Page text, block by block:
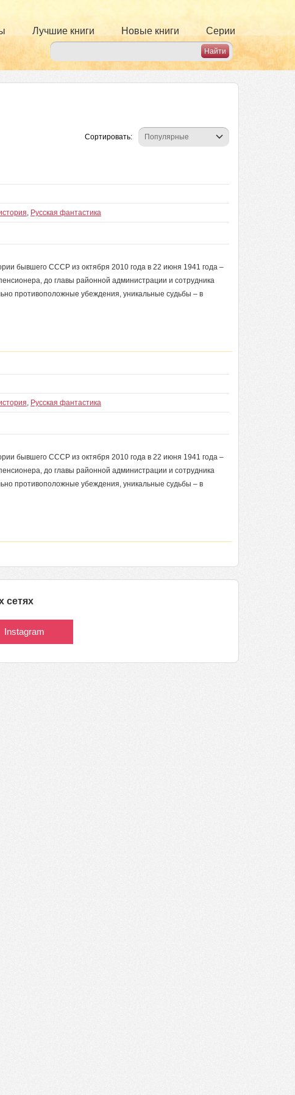
Лучшие книги Новые книги Серии
Сортировать:
, Русская фантастика
бывшего СССР из октября 2010 года в 22 июня 1941 года –
до главы районной администрации и сотрудника
противоположные убеждения, уникальные судьбы – в
, Русская фантастика
бывшего СССР из октября 2010 года в 22 июня 1941 года –
до главы районной администрации и сотрудника
противоположные убеждения, уникальные судьбы – в
сетях
Instagram